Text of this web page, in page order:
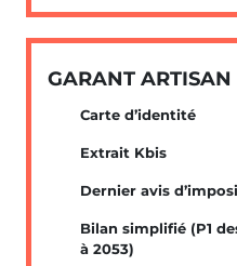
GARANT ARTISAN
Carte d’identité
Extrait Kbis
Dernier avis
Bilan simplifié (P1
à 2053)